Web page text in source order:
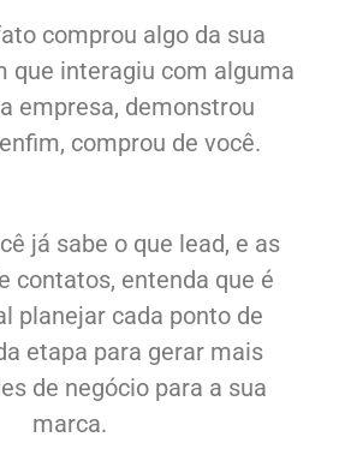
comprou algo da sua
que interagiu com alguma
empresa, demonstrou
comprou de você.
já sabe o que lead, e as
contatos, entenda que é
planejar cada ponto de
etapa para gerar mais
de negócio para a sua
marca.